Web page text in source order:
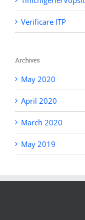
Verificare ITP
Archives
May 2020
April 2020
March 2020
May 2019